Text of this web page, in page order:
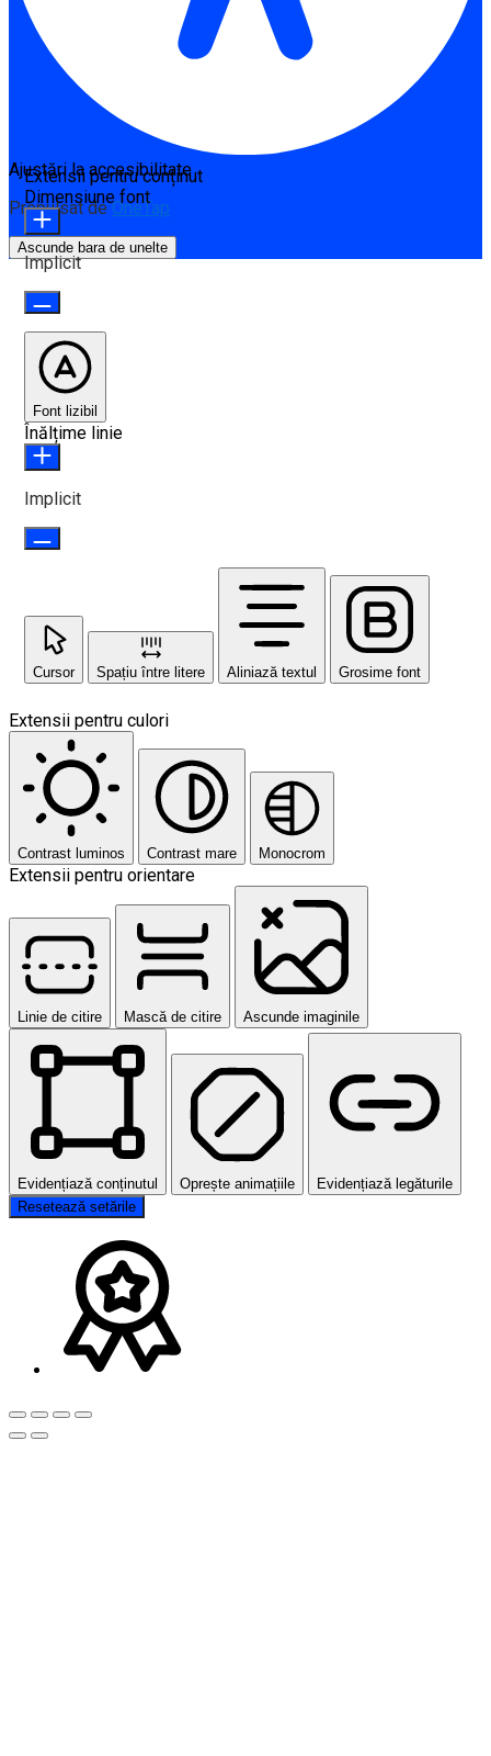
Ajustări la accesibilitate
Propulsat deOneTap
Ascunde bara de unelte
Extensii pentru conținut
Dimensiune font
Implicit
Font lizibil
Înălțime linie
Implicit
Cursor Spațiu între litere Aliniază textul Grosime font
Extensii pentru culori
Contrast luminos Contrast mare Monocrom
Extensii pentru orientare
Linie de citire Mască de citire Ascunde imaginile
Evidențiază conținutul Oprește animațiile
Evidențiază legăturile
Resetează setările